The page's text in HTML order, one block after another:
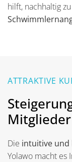
hilft, nachhaltig
ATTRAKTIVE
Die intuitive
Yolawo macht es